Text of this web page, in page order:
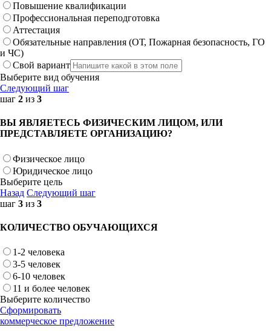
Повышение квалификации
Профессиональная переподготовка
Аттестация
Обязательные направления (ОТ, Пожарная безопасность, ГО
и ЧС)
Свой вариант
Выберите вид обучения
Следующий шаг
шаг 2 из 3
ВЫ ЯВЛЯЕТЕСЬ ФИЗИЧЕСКИМ ЛИЦОМ, ИЛИ
ПРЕДСТАВЛЯЕТЕ ОРГАНИЗАЦИЮ?
Физическое лицо
Юридическое лицо
Выберите цель
Назад Следующий шаг
шаг 3 из 3
КОЛИЧЕСТВО ОБУЧАЮЩИХСЯ
1-2 человека
3-5 человек
6-10 человек
11 и более человек
Выберите количество
Сформировать
коммерческое предложение